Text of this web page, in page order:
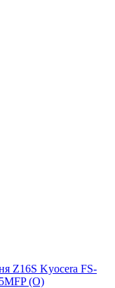
Z16S Kyocera FS-
(О)